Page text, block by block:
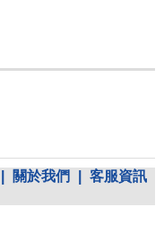
關於我們
客服資訊